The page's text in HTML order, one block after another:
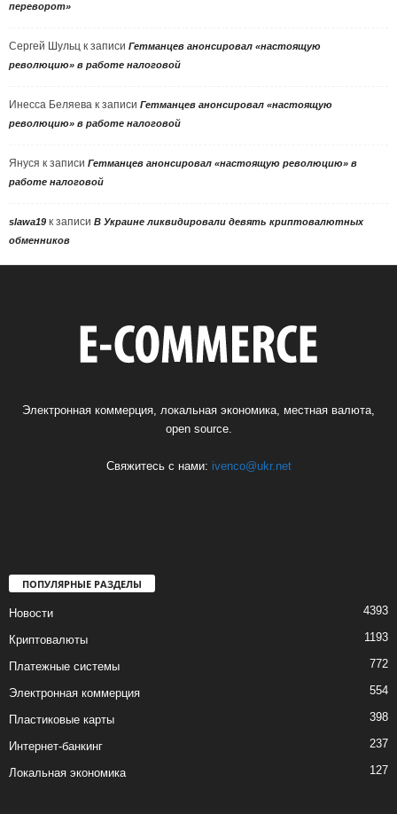
переворот»
Сергей Шульц к записи Гетманцев анонсировал «настоящую
революцию» в работе налоговой
Инесса Беляева к записи Гетманцев анонсировал «настоящую
революцию» в работе налоговой
Януся к записи Гетманцев анонсировал «настоящую революцию» в
работе налоговой
slawa19 к записи В Украине ликвидировали девять криптовалютных
обменников
Электронная коммерция, локальная экономика, местная валюта,
open source.
Свяжитесь с нами: ivenco@ukr.net
ПОПУЛЯРНЫЕ РАЗДЕЛЫ
Новости 4393
Криптовалюты 1193
Платежные системы 772
Электронная коммерция 554
Пластиковые карты 398
Интернет-банкинг 237
Локальная экономика 127